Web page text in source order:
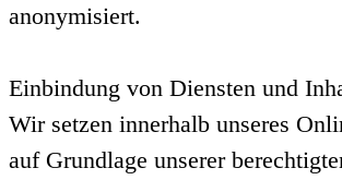
anonymisiert.
Einbindung von Diensten und
Wir setzen innerhalb unseres
auf Grundlage unserer